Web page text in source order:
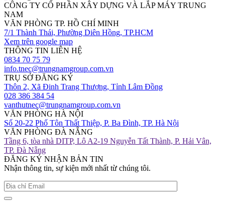
CÔNG TY CỔ PHẦN XÂY DỰNG VÀ LẮP MÁY TRUNG
NAM
VĂN PHÒNG TP. HỒ CHÍ MINH
7/1 Thành Thái, Phường Diên Hồng, TP.HCM
Xem trên google map
THÔNG TIN LIÊN HỆ
0834 70 75 79
info.tnec@trungnamgroup.com.vn
TRỤ SỞ ĐĂNG KÝ
Thôn 2, Xã Đinh Trang Thượng, Tỉnh Lâm Đồng
028 386 384 54
vanthutnec@trungnamgroup.com.vn
VĂN PHÒNG HÀ NỘI
Số 20-22 Phố Tôn Thất Thiệp, P. Ba Đình, TP. Hà Nội
VĂN PHÒNG ĐÀ NẴNG
Tầng 6, tòa nhà DITP, Lô A2-19 Nguyễn Tất Thành, P. Hải Vân,
TP. Đà Nẵng
ĐĂNG KÝ NHẬN BẢN TIN
Nhận thông tin, sự kiện mới nhất từ chúng tôi.